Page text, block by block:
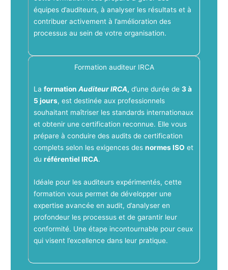
équipes d’auditeurs, à analyser les résultats et à
contribuer activement à l’amélioration des
processus au sein de votre organisation.
Formation auditeur IRCA
La formation Auditeur IRCA, d’une durée de 3 à
5 jours, est destinée aux professionnels
souhaitant maîtriser les standards internationaux
et obtenir une certification reconnue. Elle vous
prépare à conduire des audits de certification
complets selon les exigences des normes ISO et
du référentiel IRCA.
Idéale pour les auditeurs expérimentés, cette
formation vous permet de développer une
expertise avancée en audit, d’analyser en
profondeur les processus et de garantir leur
conformité. Une étape incontournable pour ceux
qui visent l’excellence dans leur pratique.